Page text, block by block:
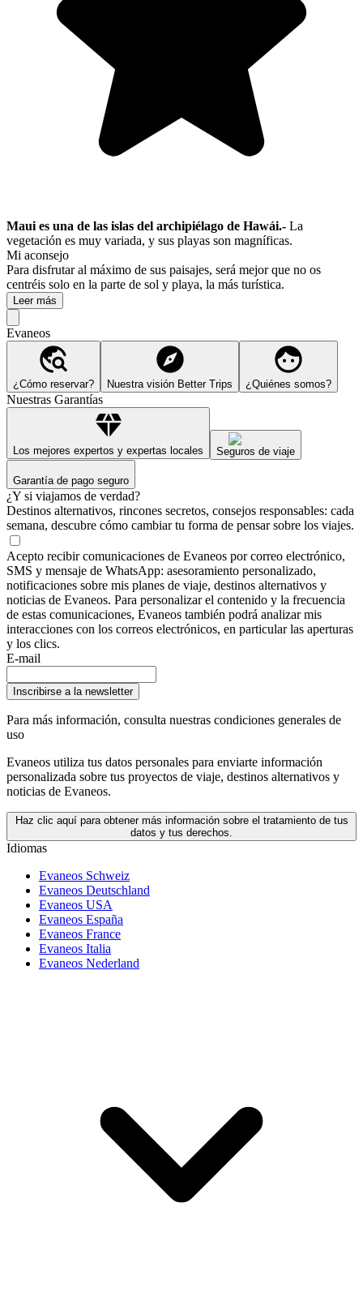
Maui es una de las islas del archipiélago de Hawái.- La
vegetación es muy variada, y sus playas son magníficas.
Mi aconsejo
Para disfrutar al máximo de sus paisajes, será mejor que no os
centréis solo en la parte de sol y playa, la más turística.
Leer más
Evaneos
¿Cómo reservar? Nuestra visión Better Trips ¿Quiénes somos?
Nuestras Garantías
Los mejores expertos y expertas locales Seguros de viaje
Garantía de pago seguro
¿Y si viajamos de verdad?
Destinos alternativos, rincones secretos, consejos responsables: cada
semana, descubre cómo cambiar tu forma de pensar sobre los viajes.
Acepto recibir comunicaciones de Evaneos por correo electrónico,
SMS y mensaje de WhatsApp: asesoramiento personalizado,
notificaciones sobre mis planes de viaje, destinos alternativos y
noticias de Evaneos. Para personalizar el contenido y la frecuencia
de estas comunicaciones, Evaneos también podrá analizar mis
interacciones con los correos electrónicos, en particular las aperturas
y los clics.
E-mail
Inscribirse a la newsletter
Para más información, consulta nuestras condiciones generales de
uso
Evaneos utiliza tus datos personales para enviarte información
personalizada sobre tus proyectos de viaje, destinos alternativos y
noticias de Evaneos.
Haz clic aquí para obtener más información sobre el tratamiento de tus
datos y tus derechos.
Idiomas
Evaneos Schweiz
Evaneos Deutschland
Evaneos USA
Evaneos España
Evaneos France
Evaneos Italia
Evaneos Nederland